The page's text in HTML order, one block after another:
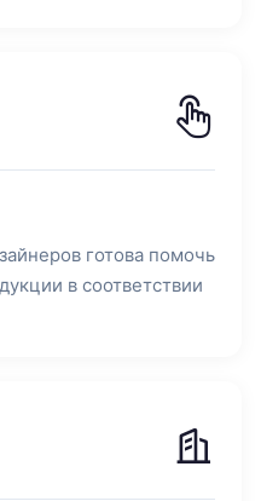
готова помочь
в соответствии